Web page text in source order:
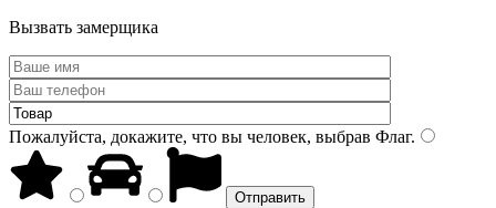
Вызвать замерщика
Пожалуйста, докажите, что вы человек, выбрав Флаг.